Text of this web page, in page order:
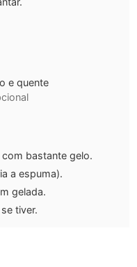
e quente
bastante gelo.
a espuma).
gelada.
tiver.